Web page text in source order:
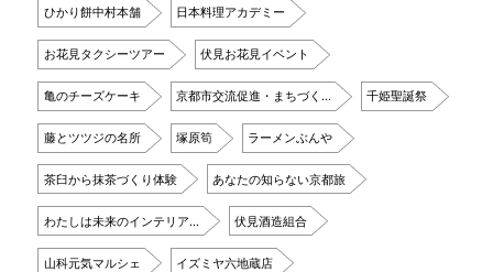
ひかり餅中村本舗 日本料理アカデミー
お花見タクシーツアー 伏見お花見イベント
亀のチーズケーキ 京都市交流促進・まちづく… 千姫聖誕祭
藤とツツジの名所 塚原筍 ラーメンぶんや
茶臼から抹茶づくり体験 あなたの知らない京都旅
わたしは未来のインテリア… 伏見酒造組合
山科元気マルシェ イズミヤ六地蔵店